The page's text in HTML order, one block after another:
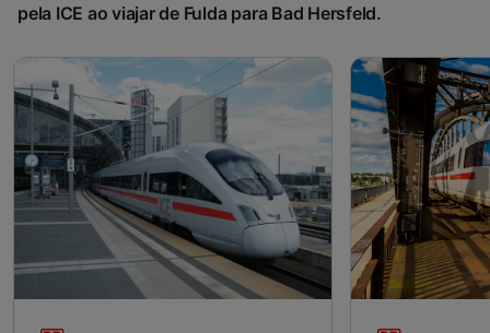
pela ICE ao viajar de Fulda para Bad Hersfeld.